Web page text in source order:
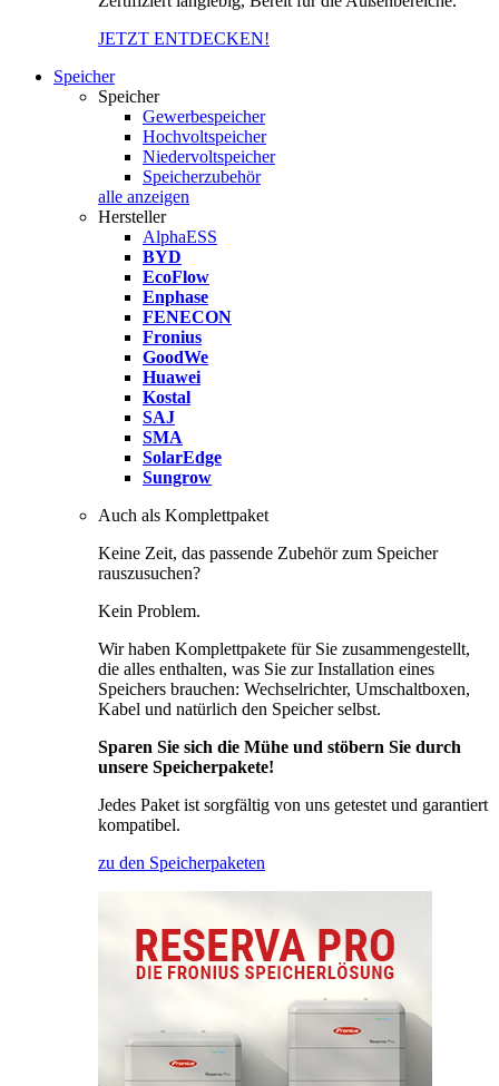
JETZT ENTDECKEN!
Speicher
Speicher
Gewerbespeicher
Hochvoltspeicher
Niedervoltspeicher
Speicherzubehör
alle anzeigen
Hersteller
AlphaESS
BYD
EcoFlow
Enphase
FENECON
Fronius
GoodWe
Huawei
Kostal
SAJ
SMA
SolarEdge
Sungrow
Auch als Komplettpaket
Keine Zeit, das passende Zubehör zum Speicher
rauszusuchen?
Kein Problem.
Wir haben Komplettpakete für Sie zusammengestellt,
die alles enthalten, was Sie zur Installation eines
Speichers brauchen: Wechselrichter, Umschaltboxen,
Kabel und natürlich den Speicher selbst.
Sparen Sie sich die Mühe und stöbern Sie durch
unsere Speicherpakete!
Jedes Paket ist sorgfältig von uns getestet und garantiert
kompatibel.
zu den Speicherpaketen